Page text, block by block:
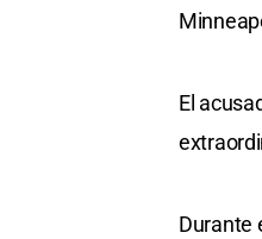
El
Durante